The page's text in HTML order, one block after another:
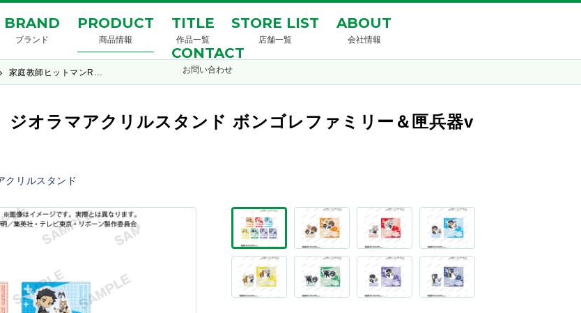
BRAND
ブランド
PRODUCT
商品情報
TITLE
作品一覧
STORE LIST
店舗一覧
ABOUT
会社情報
CONTACT
お問い合わせ
家庭教師ヒットマンR…
オラマアクリルスタンド ボンゴレファミリー＆匣兵器v
クリルスタンド